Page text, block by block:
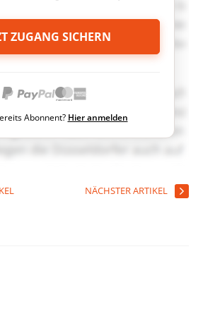
ZUGANG SICHERN
Abonnent? Hier anmelden
NÄCHSTER ARTIKEL